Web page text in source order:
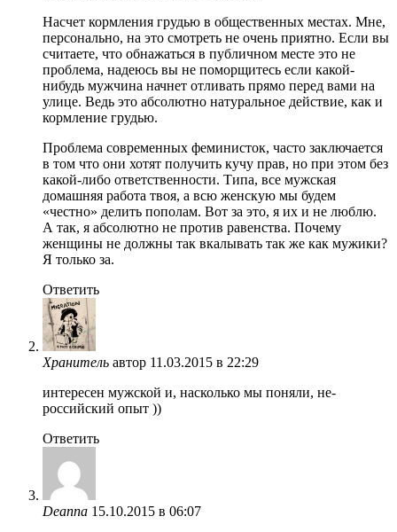
Насчет кормления грудью в общественных местах. Мне,
персонально, на это смотреть не очень приятно. Если вы
считаете, что обнажаться в публичном месте это не
проблема, надеюсь вы не поморщитесь если какой-
нибудь мужчина начнет отливать прямо перед вами на
улице. Ведь это абсолютно натуральное действие, как и
кормление грудью.
Проблема современных феминисток, часто заключается
в том что они хотят получить кучу прав, но при этом без
какой-либо ответственности. Типа, все мужская
домашняя работа твоя, а всю женскую мы будем
«честно» делить пополам. Вот за это, я их и не люблю.
А так, я абсолютно не против равенства. Почему
женщины не должны так вкалывать так же как мужики?
Я только за.
Ответить
Хранитель автор 11.03.2015 в 22:29
интересен мужской и, насколько мы поняли, не-
российский опыт ))
Ответить
Deanna 15.10.2015 в 06:07